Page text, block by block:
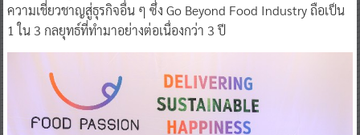
ความเชี่ยวชาญสู่ธุรกิจอื่น ๆ ซึ่ง Go Beyond Food Industry ถือเป็น
1 ใน 3 กลยุทธ์ที่ทำมาอย่างต่อเนื่องกว่า 3 ปี